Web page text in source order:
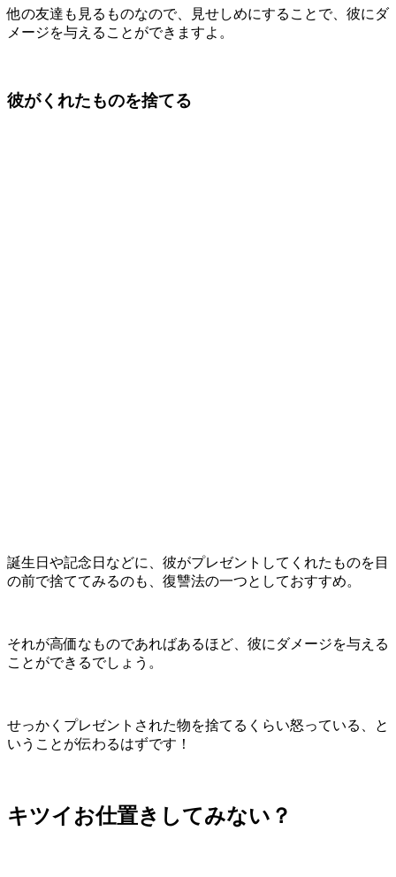
他の友達も見るものなので、見せしめにすることで、彼にダ
メージを与えることができますよ。
彼がくれたものを捨てる
誕生日や記念日などに、彼がプレゼントしてくれたものを目
の前で捨ててみるのも、復讐法の一つとしておすすめ。
それが高価なものであればあるほど、彼にダメージを与える
ことができるでしょう。
せっかくプレゼントされた物を捨てるくらい怒っている、と
いうことが伝わるはずです！
キツイお仕置きしてみない？